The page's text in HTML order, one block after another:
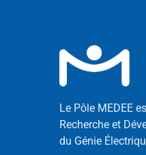
Le Pôle MEDEE
Recherche et
du Génie